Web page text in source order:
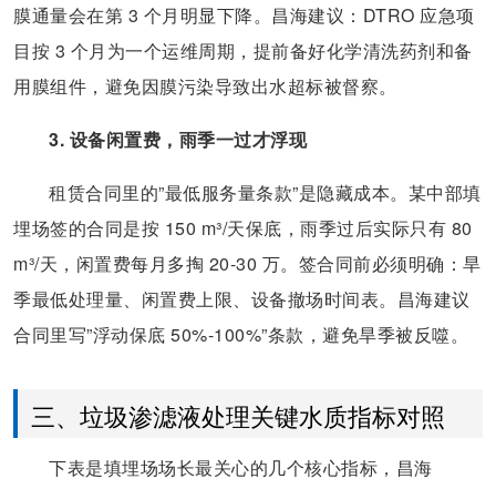
膜通量会在第 3 个月明显下降。昌海建议：DTRO 应急项
目按 3 个月为一个运维周期，提前备好化学清洗药剂和备
用膜组件，避免因膜污染导致出水超标被督察。
3. 设备闲置费，雨季一过才浮现
租赁合同里的”最低服务量条款”是隐藏成本。某中部填
埋场签的合同是按 150 m³/天保底，雨季过后实际只有 80
m³/天，闲置费每月多掏 20-30 万。签合同前必须明确：旱
季最低处理量、闲置费上限、设备撤场时间表。昌海建议
合同里写”浮动保底 50%-100%”条款，避免旱季被反噬。
三、垃圾渗滤液处理关键水质指标对照
下表是填埋场场长最关心的几个核心指标，昌海